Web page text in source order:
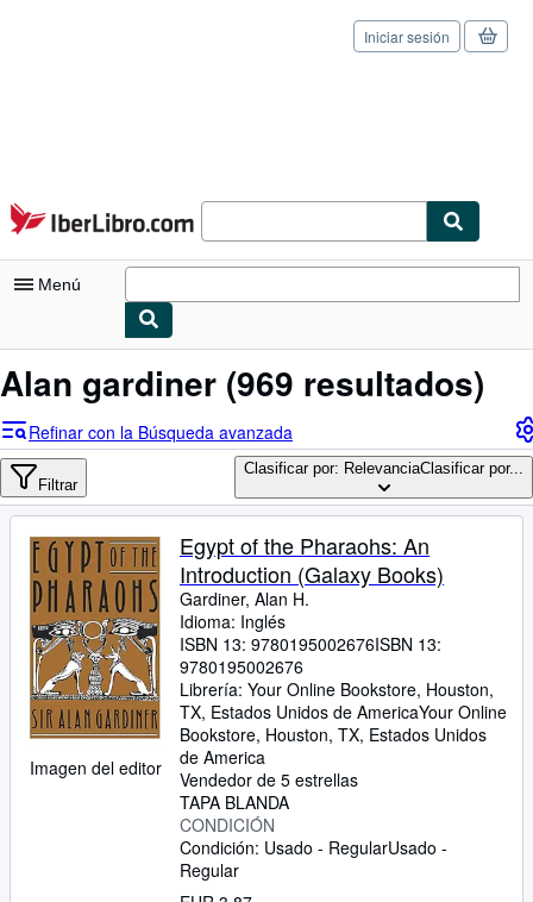
Pasar al contenido principal
IberLibro.com
Iniciar sesión
Menú
Mi cuenta
Consultar mis pedidos
Cerrar sesión
Búsqueda avanzada
Colecciones
Libros antiguos
Arte y coleccionismo
Vendedores
Comenzar a vender
Ayuda
CERRAR
Alan gardiner (969 resultados)
Refinar con la Búsqueda avanzada
Filtrar
Clasificar por: RelevanciaClasificar por...
Imagen del editor
Egypt of the Pharaohs: An
Introduction (Galaxy Books)
Gardiner, Alan H.
Idioma: Inglés
ISBN 13: 9780195002676ISBN 13:
9780195002676
Librería: Your Online Bookstore, Houston,
TX, Estados Unidos de AmericaYour Online
Bookstore, Houston, TX, Estados Unidos
de America
Vendedor de 5 estrellas
TAPA BLANDA
CONDICIÓN
Condición: Usado - RegularUsado -
Regular